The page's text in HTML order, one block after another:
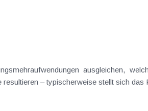
ausgleichen,
– typischerweise stellt sich das